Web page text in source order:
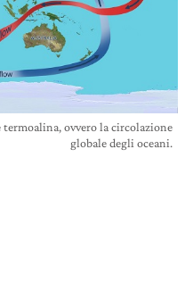
ovvero la circolazione
globale degli oceani.